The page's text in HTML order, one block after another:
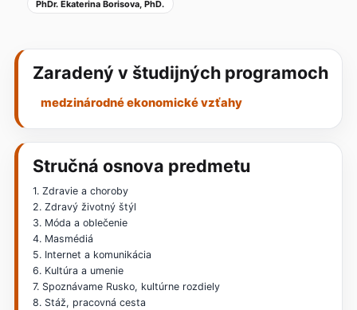
PhDr. Ekaterina Borisova, PhD.
Zaradený v študijných programoch
medzinárodné ekonomické vzťahy
Stručná osnova predmetu
1. Zdravie a choroby
2. Zdravý životný štýl
3. Móda a oblečenie
4. Masmédiá
5. Internet a komunikácia
6. Kultúra a umenie
7. Spoznávame Rusko, kultúrne rozdiely
8. Stáž, pracovná cesta